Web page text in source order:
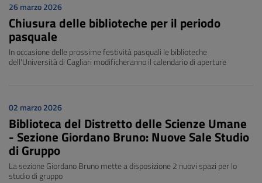
26 marzo 2026
Chiusura delle biblioteche per il periodo
pasquale
In occasione delle prossime festività pasquali le biblioteche
dell'Università di Cagliari modificheranno il calendario di aperture
02 marzo 2026
Biblioteca del Distretto delle Scienze Umane
- Sezione Giordano Bruno: Nuove Sale Studio
di Gruppo
La sezione Giordano Bruno mette a disposizione 2 nuovi spazi per lo
studio di gruppo